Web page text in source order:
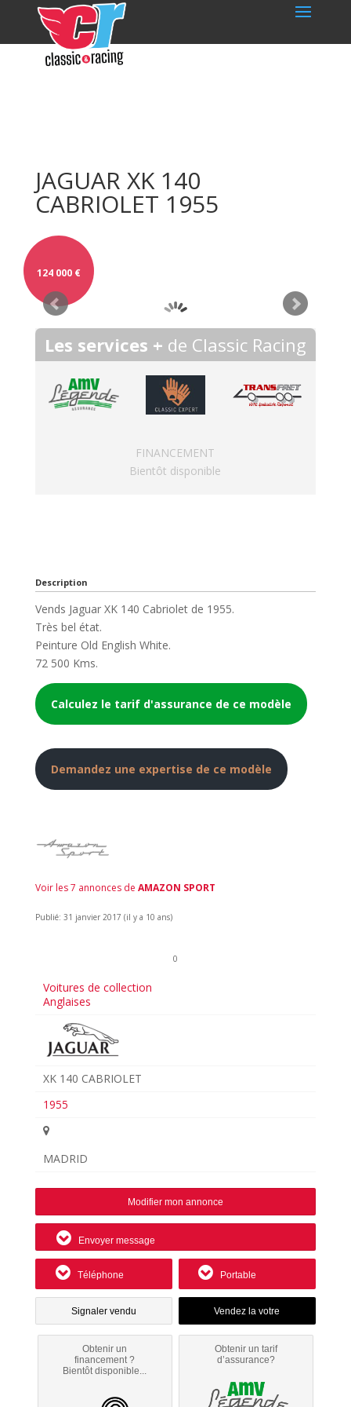
JAGUAR XK 140
CABRIOLET 1955
124 000€
Les services + de Classic Racing
FINANCEMENT
Bientôt disponible
Description
Vends Jaguar XK 140 Cabriolet de 1955.
Très bel état.
Peinture Old English White.
72 500 Kms.
Calculez le tarif d'assurance de ce modèle
Demandez une expertise de ce modèle
Voir les 7 annonces de AMAZON SPORT
Publié: 31 janvier 2017 (il y a 10 ans)
0
Voitures de collection
Anglaises
XK 140 CABRIOLET
1955
MADRID
Modifier mon annonce
Envoyer message
Téléphone Portable
Signaler vendu
Obtenir un
financement ?
Bientôt disponible...
Obtenir un tarif
d’assurance?